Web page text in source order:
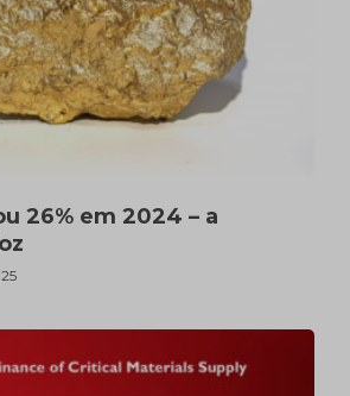
26% em 2024 – a